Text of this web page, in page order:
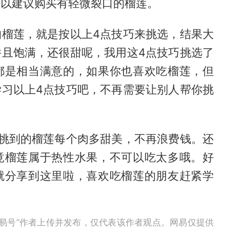
建议购买有轻微裂口的榴莲。
莲，就是按以上4点技巧来挑选，结果大
饱满，还很甜呢，我用这4点技巧挑选了
相当满意的，如果你也喜欢吃榴莲，但
以上4点技巧吧，不再需要让别人帮你挑
到的榴莲每个肉多甜美，不再浪费钱。还
莲属于热性水果，不可以吃太多哦。好
享到这里啦，喜欢吃榴莲的朋友赶紧学
号”作者上传并发布，仅代表该作者观点。网易仅提供